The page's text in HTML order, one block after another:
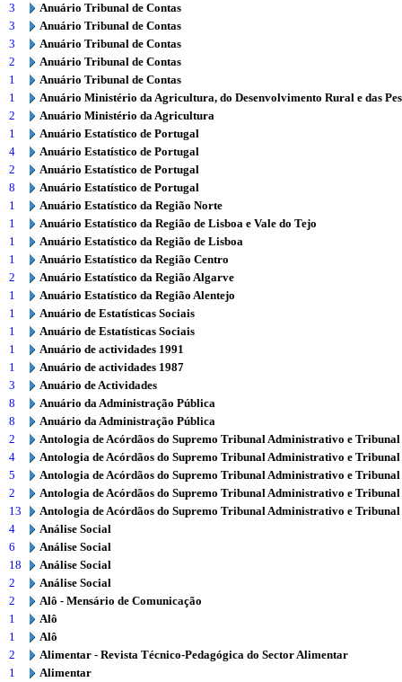
3
Anuário Tribunal de Contas
3
Anuário Tribunal de Contas
3
Anuário Tribunal de Contas
2
Anuário Tribunal de Contas
1
Anuário Tribunal de Contas
1
Anuário Ministério da Agricultura, do Desenvolvimento Rural e das
2
Anuário Ministério da Agricultura
1
Anuário Estatístico de Portugal
4
Anuário Estatístico de Portugal
2
Anuário Estatístico de Portugal
8
Anuário Estatístico de Portugal
1
Anuário Estatístico da Região Norte
1
Anuário Estatístico da Região de Lisboa e Vale do Tejo
1
Anuário Estatístico da Região de Lisboa
1
Anuário Estatístico da Região Centro
2
Anuário Estatístico da Região Algarve
1
Anuário Estatístico da Região Alentejo
1
Anuário de Estatísticas Sociais
1
Anuário de Estatísticas Sociais
1
Anuário de actividades 1991
1
Anuário de actividades 1987
3
Anuário de Actividades
8
Anuário da Administração Pública
8
Anuário da Administração Pública
2
Antologia de Acórdãos do Supremo Tribunal Administrativo e
4
Antologia de Acórdãos do Supremo Tribunal Administrativo e
5
Antologia de Acórdãos do Supremo Tribunal Administrativo e
2
Antologia de Acórdãos do Supremo Tribunal Administrativo e
13
Antologia de Acórdãos do Supremo Tribunal Administrativo e
4
Análise Social
6
Análise Social
18
Análise Social
2
Análise Social
2
Alô - Mensário de Comunicação
1
Alô
1
Alô
2
Alimentar - Revista Técnico-Pedagógica do Sector Alimentar
1
Alimentar